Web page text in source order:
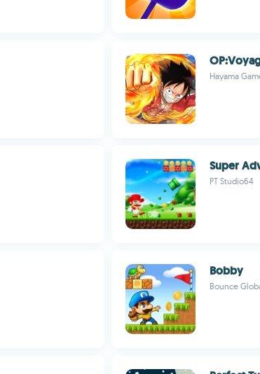
Hayama
Super
PT Studio64
Bobby
Bounce